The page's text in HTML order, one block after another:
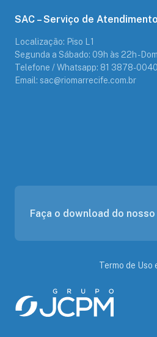
SAC – Serviço de
Localização: Piso L1
Segunda a Sábado: 09h às 22h -
Telefone / Whatsapp: 81 3878-0040
Email: sac@riomarrecife.com.br
Faça o download do nosso
Termo de Uso